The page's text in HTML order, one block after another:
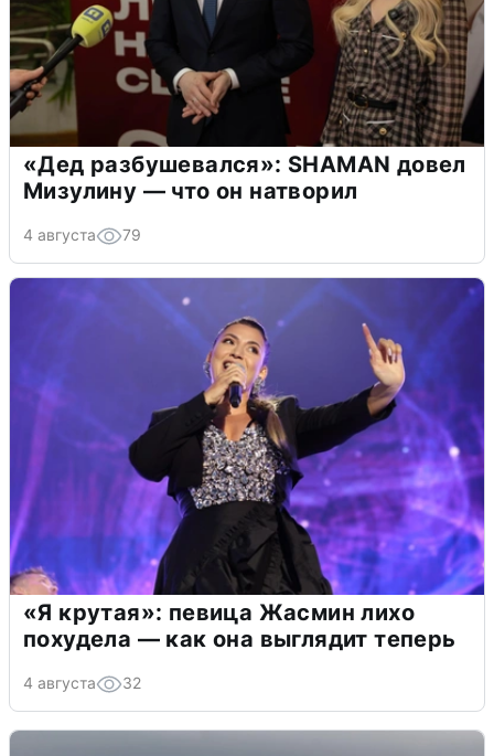
«Дед разбушевался»: SHAMAN довел
Мизулину — что он натворил
4 августа 79
«Я крутая»: певица Жасмин лихо
похудела — как она выглядит теперь
4 августа 32